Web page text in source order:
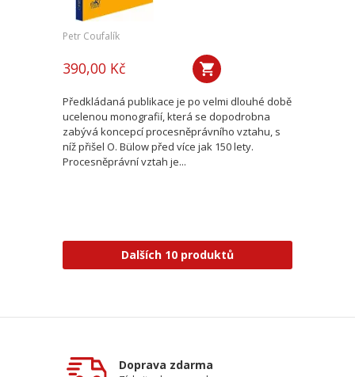
Petr Coufalík
390,00 Kč
Předkládaná publikace je po velmi dlouhé době
ucelenou monografií, která se dopodrobna
zabývá koncepcí procesněprávního vztahu, s
níž přišel O. Bülow před více jak 150 lety.
Procesněprávní vztah je...
Dalších 10 produktů
Doprava zdarma